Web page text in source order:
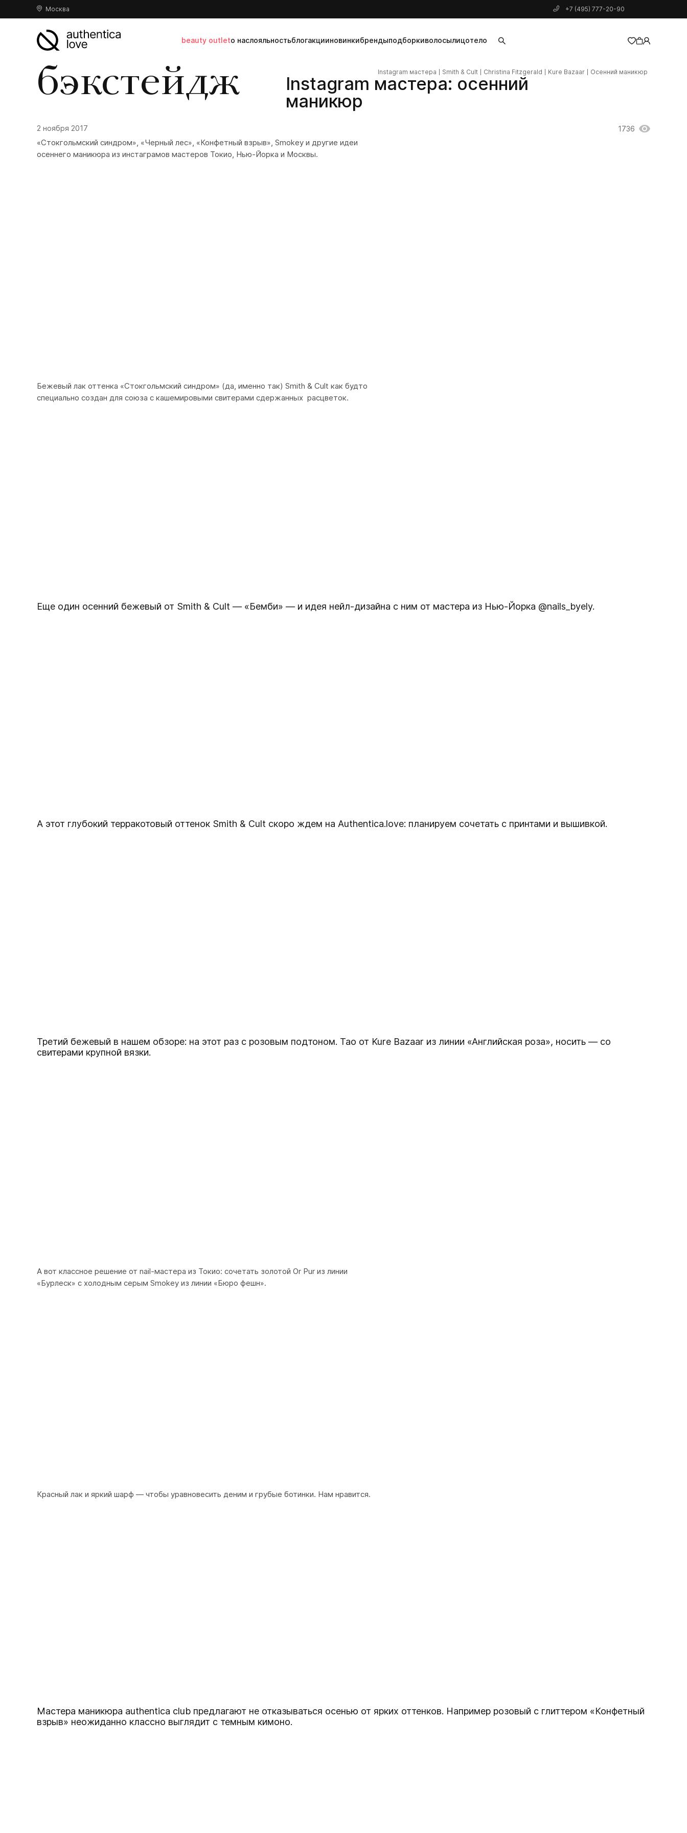
Москва +7 (495) 777-20-90
beauty outletо наслояльностьблогакцииновинкибрендыподборкиволосылицотело
добавлен в корзину
бэкстейдж
Instagram мастера: осенний
маникюр
Instagram мастера Smith & Cult Christina Fitzgerald Kure Bazaar Осенний маникюр
2 ноября 2017 1736
«Стокгольмский синдром», «Черный лес», «Конфетный взрыв», Smokey и другие идеи
осеннего маникюра из инстаграмов мастеров Токио, Нью-Йорка и Москвы.
Бежевый лак оттенка «Стокгольмский синдром» (да, именно так) Smith & Cult как будто
специально создан для союза с кашемировыми свитерами сдержанных расцветок.
Еще один осенний бежевый от Smith & Cult — «Бемби» — и идея нейл-дизайна с ним от мастера из Нью-Йорка @nails_byely.
А этот глубокий терракотовый оттенок Smith & Cult скоро ждем на Authentica.love: планируем сочетать с принтами и вышивкой.
Третий бежевый в нашем обзоре: на этот раз с розовым подтоном. Tao от Kure Bazaar из линии «Английская роза», носить — со
свитерами крупной вязки.
А вот классное решение от nail-мастера из Токио: сочетать золотой Or Pur из линии
«Бурлеск» с холодным серым Smokey из линии «Бюро фешн».
Красный лак и яркий шарф — чтобы уравновесить деним и грубые ботинки. Нам нравится.
Мастера маникюра authentica club предлагают не отказываться осенью от ярких оттенков. Например розовый с глиттером «Конфетный
взрыв» неожиданно классно выглядит с темным кимоно.